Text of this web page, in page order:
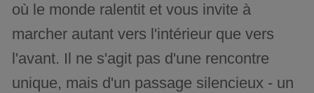
où le monde ralentit et vous invite à
marcher autant vers l'intérieur que vers
l'avant. Il ne s'agit pas d'une rencontre
unique, mais d'un passage silencieux - un